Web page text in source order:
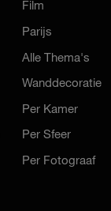
Film
Parijs
Alle Thema's
Wanddecoratie
Per Kamer
Per Sfeer
Per Fotograaf